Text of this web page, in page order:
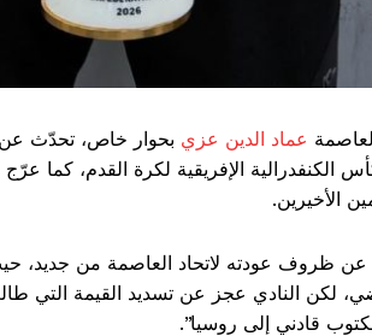
عماد الدين عزي بحوار خاص، تحدّث
الكنفدرالية الإفريقية لكرة القدم،
الأخيرين.
ظروف عودته لاتحاد العاصمة من جديد،
لكن النادي عجز عن تسديد القيمة التي
قادني إلى روسيا”.